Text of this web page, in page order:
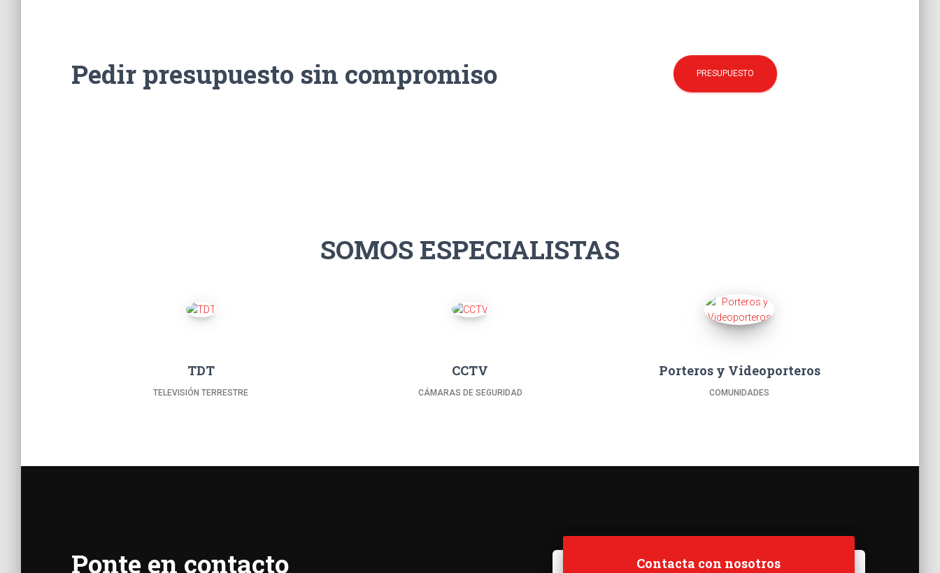
Pedir presupuesto sin compromiso PRESUPUESTO
SOMOS ESPECIALISTAS
TDT
TELEVISIÓN TERRESTRE
CCTV
CÁMARAS DE SEGURIDAD
Porteros y Videoporteros
COMUNIDADES
Ponte en contacto Contacta con nosotros